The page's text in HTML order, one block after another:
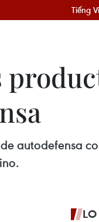
Tiếng
autodefensa